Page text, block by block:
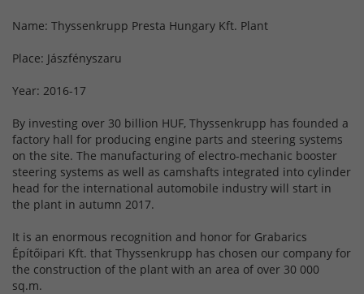
Name: Thyssenkrupp Presta Hungary Kft. Plant
Place: Jászfényszaru
Year: 2016-17
By investing over 30 billion HUF, Thyssenkrupp has founded a
factory hall for producing engine parts and steering systems
on the site. The manufacturing of electro-mechanic booster
steering systems as well as camshafts integrated into cylinder
head for the international automobile industry will start in
the plant in autumn 2017.
It is an enormous recognition and honor for Grabarics
Építőipari Kft. that Thyssenkrupp has chosen our company for
the construction of the plant with an area of over 30 000
sq.m.